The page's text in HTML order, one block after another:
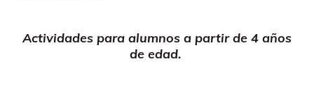
Actividades para alumnos a partir de 4 años
de edad.